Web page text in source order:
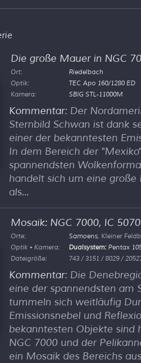
Die große Mauer in NGC
Ort:
Riedelbach
Optik:
TEC Apo 160/1280 ED
Kamera:
SBIG STL-11000M
Kommentar: Der
Sternbild Schwan ist dank
einer der bekanntesten
In dem Bereich der
spannendsten
handelt sich um eine
als...
Mosaik: NGC 7000, IC
Orte: Samoens , Kleiner
Optik • Kamera:
Dualsystem: Pentax
Dateigröße:
743 / 3151 / 8029 /
Kommentar: Die
eine der spannendsten am
tummeln sich weitläufig
Emissionsnebel und
bekanntesten Objekte sind
NGC 7000 und der
ein Mosaik des Bereichs